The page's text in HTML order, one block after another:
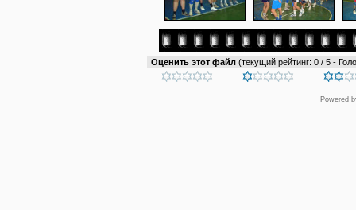
Оценить этот файл (текущий рейтинг: 0 / 5 -
Powered